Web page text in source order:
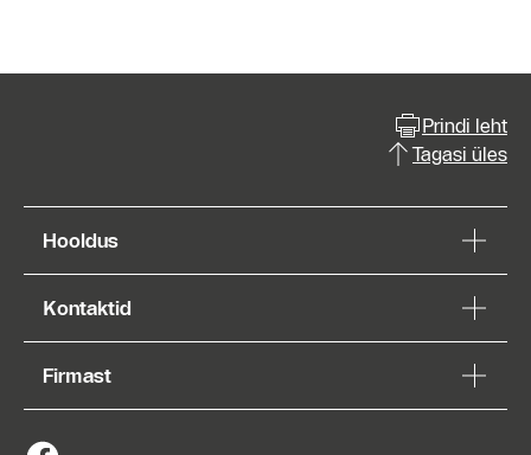
Prindi leht
Tagasi üles
Hooldus
Kontaktid
Firmast